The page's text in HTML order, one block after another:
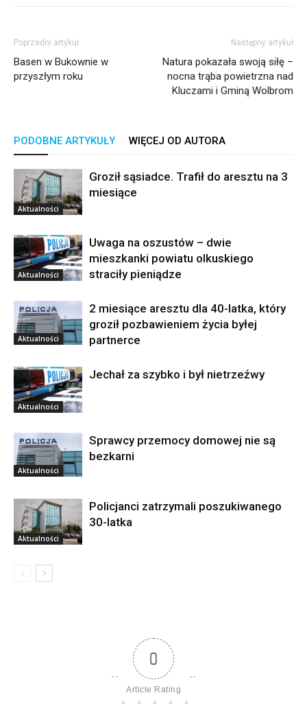
Poprzedni artykuł
Basen w Bukownie w
przyszłym roku
Następny artykuł
Natura pokazała swoją siłę –
nocna trąba powietrzna nad
Kluczami i Gminą Wolbrom
PODOBNE ARTYKUŁY WIĘCEJ OD AUTORA
Aktualności
Groził sąsiadce. Trafił do aresztu na 3
miesiące
Aktualności
Uwaga na oszustów – dwie
mieszkanki powiatu olkuskiego
straciły pieniądze
Aktualności
2 miesiące aresztu dla 40-latka, który
groził pozbawieniem życia byłej
partnerce
Aktualności
Jechał za szybko i był nietrzeźwy
Aktualności
Sprawcy przemocy domowej nie są
bezkarni
Aktualności
Policjanci zatrzymali poszukiwanego
30-latka
0
Article Rating